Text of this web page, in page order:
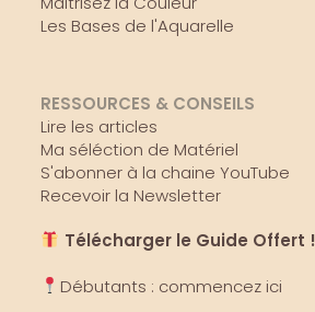
Les Bases de l'Aquarelle
RESSOURCES & CONSEILS
Lire les articles
Ma séléction de Matériel
S'abonner à la chaine YouTube
Recevoir la Newsletter
Télécharger le Guide Offert !
Débutants : commencez ici